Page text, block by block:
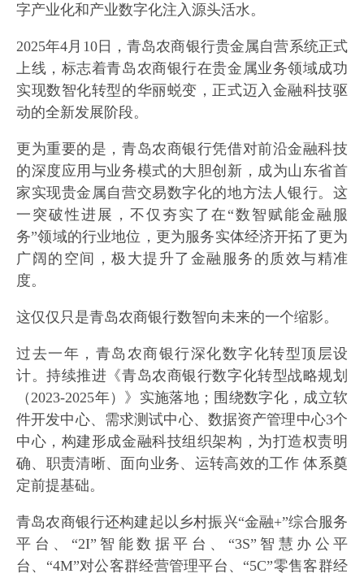
字产业化和产业数字化注入源头活水。
2025年4月10日，青岛农商银行贵金属自营系统正式
上线，标志着青岛农商银行在贵金属业务领域成功
实现数智化转型的华丽蜕变，正式迈入金融科技驱
动的全新发展阶段。
更为重要的是，青岛农商银行凭借对前沿金融科技
的深度应用与业务模式的大胆创新，成为山东省首
家实现贵金属自营交易数字化的地方法人银行。这
一突破性进展，不仅夯实了在“数智赋能金融服
务”领域的行业地位，更为服务实体经济开拓了更为
广阔的空间，极大提升了金融服务的质效与精准
度。
这仅仅只是青岛农商银行数智向未来的一个缩影。
过去一年，青岛农商银行深化数字化转型顶层设
计。持续推进《青岛农商银行数字化转型战略规划
（2023-2025年）》实施落地；围绕数字化，成立软
件开发中心、需求测试中心、数据资产管理中心3个
中心，构建形成金融科技组织架构，为打造权责明
确、职责清晰、面向业务、运转高效的工作 体系奠
定前提基础。
青岛农商银行还构建起以乡村振兴“金融+”综合服务
平台、“2I”智能数据平台、“3S”智慧办公平
台、“4M”对公客群经营管理平台、“5C”零售客群经